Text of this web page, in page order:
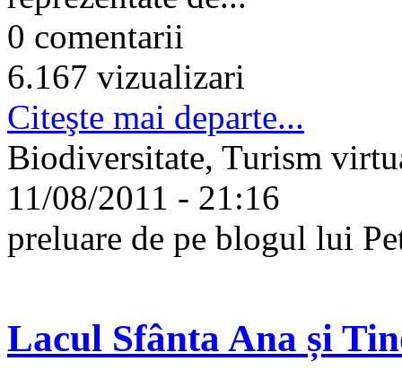
0 comentarii
6.167 vizualizari
Citeşte mai departe...
Biodiversitate, Turism
11/08/2011 - 21:16
preluare de pe blogul lui
Lacul Sfânta Ana și